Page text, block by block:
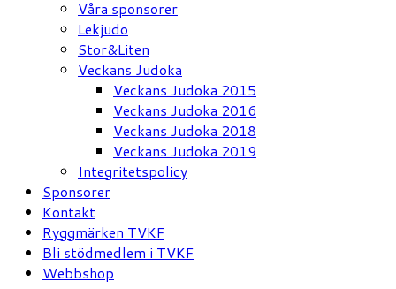
Våra sponsorer
Lekjudo
Stor&Liten
Veckans Judoka
Veckans Judoka 2015
Veckans Judoka 2016
Veckans Judoka 2018
Veckans Judoka 2019
Integritetspolicy
Sponsorer
Kontakt
Ryggmärken TVKF
Bli stödmedlem i TVKF
Webbshop